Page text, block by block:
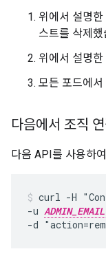
위에서 설명
스트를 삭제했
위에서 설명
모든 포드에
다음에서 조직
다음 API를 사용하
curl -H
-u ADMIN_EMAIL
-d